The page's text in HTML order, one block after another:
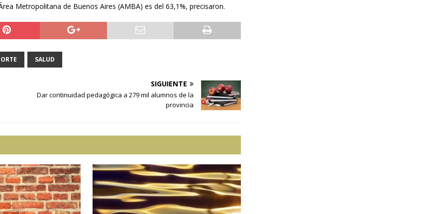
Metropolitana de Buenos Aires (AMBA) es del 63,1%, precisaron.
SALUD
SIGUIENTE
Dar continuidad pedagógica a 279 mil alumnos de la
provincia